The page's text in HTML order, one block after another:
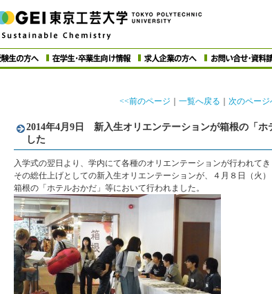
<<前のページ 一覧へ戻る 次のページ
2014年4月9日 新入生オリエンテーションが箱根の「ホ
した
入学式の翌日より、学内にて各種のオリエンテーションが行われて
その総仕上げとしての新入生オリエンテーションが、４月８日（火
箱根の「ホテルおかだ」等において行われました。